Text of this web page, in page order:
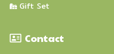
Gift Set
Contact